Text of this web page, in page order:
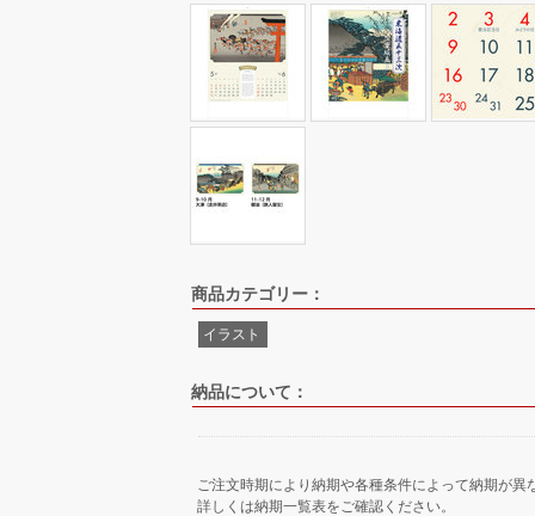
商品カテゴリー：
イラスト
納品について：
ご注文時期により納期や各種条件によって納期が異
詳しくは納期一覧表をご確認ください。